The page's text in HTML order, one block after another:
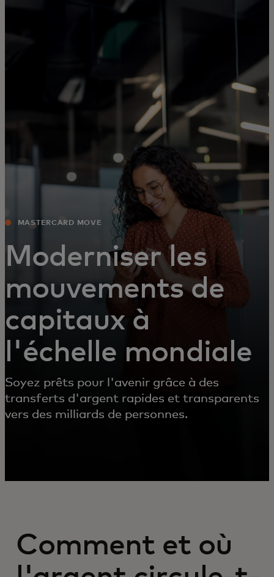
Pour les entreprises
Pour le monde
Pour les innovateurs
Actualités et tendances
MASTERCARD MOVE
Moderniser les
mouvements de
capitaux à
l'échelle mondiale
Soyez prêts pour l'avenir grâce à des
transferts d'argent rapides et transparents
vers des milliards de personnes.
Comment et où